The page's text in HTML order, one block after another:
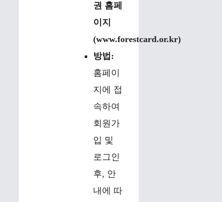
권 홈페
이지
(www.forestcard.or.kr)
방법:
홈페이
지에 접
속하여
회원가
입 및
로그인
후, 안
내에 따